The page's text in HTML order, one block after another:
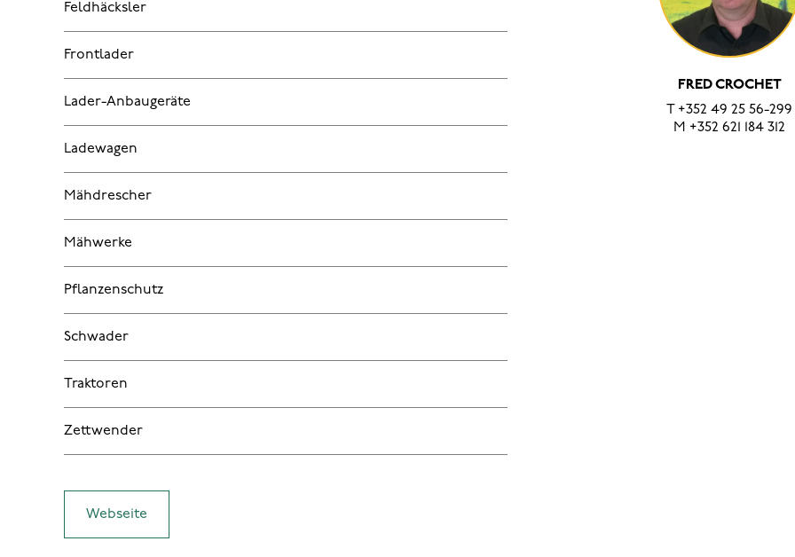
Feldhäcksler
Frontlader
Lader-Anbaugeräte
Ladewagen
Mähdrescher
Mähwerke
Pflanzenschutz
Schwader
Traktoren
Zettwender
Webseite
FRED CROCHET
T +352 49 25 56-299
M +352 621 184 312